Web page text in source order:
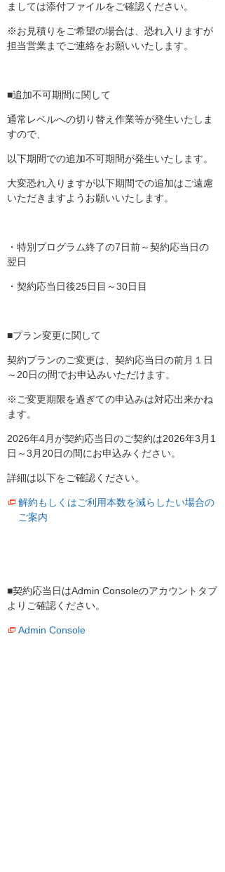
ましては添付ファイルをご確認ください。
※お見積りをご希望の場合は、恐れ入りますが
担当営業までご連絡をお願いいたします。
■追加不可期間に関して
通常レベルへの切り替え作業等が発生いたしま
すので、
以下期間での追加不可期間が発生いたします。
大変恐れ入りますが以下期間での追加はご遠慮
いただきますようお願いいたします。
・特別プログラム終了の7日前～契約応当日の
翌日
・契約応当日後25日目～30日目
■プラン変更に関して
契約プランのご変更は、契約応当日の前月１日
～20日の間でお申込みいただけます。
※ご変更期限を過ぎての申込みは対応出来かね
ます。
2026年4月が契約応当日のご契約は2026年3月1
日～3月20日の間にお申込みください。
詳細は以下をご確認ください。
解約もしくはご利用本数を減らしたい場合の
ご案内
■契約応当日はAdmin Consoleのアカウントタブ
よりご確認ください。
Admin Console